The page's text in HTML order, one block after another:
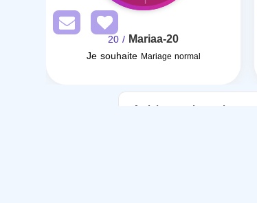
Mariaa-20
/ 20
Je souhaite Mariage normal
Articles sur le mariage